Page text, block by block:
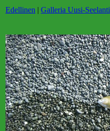
Edellinen | Galleria Uusi-Seelanti